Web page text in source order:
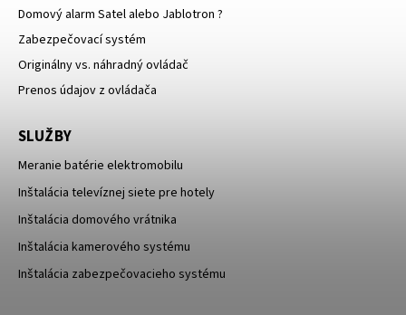
Domový alarm Satel alebo Jablotron ?
Zabezpečovací systém
Originálny vs. náhradný ovládač
Prenos údajov z ovládača
SLUŽBY
Meranie batérie elektromobilu
Inštalácia televíznej siete pre hotely
Inštalácia domového vrátnika
Inštalácia kamerového systému
Inštalácia zabezpečovacieho systému